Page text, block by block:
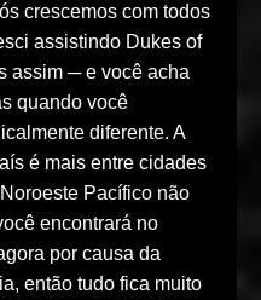
crescemos com todos
assistindo Dukes of
assim ─ e você acha
quando você
diferente. A
é mais entre cidades
Pacífico não
encontrará no
por causa da
então tudo fica muito